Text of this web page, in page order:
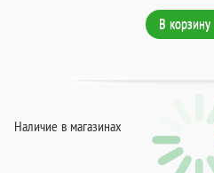
В корзину
Наличие в магазинах